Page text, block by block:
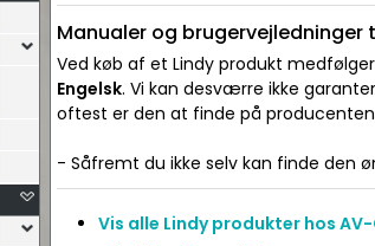
Manualer og brugervejledninger
Ved køb af et Lindy produkt
Engelsk. Vi kan desværre ikke
oftest er den at finde på
- Såfremt du ikke selv kan finde den
Vis alle Lindy produkter hos